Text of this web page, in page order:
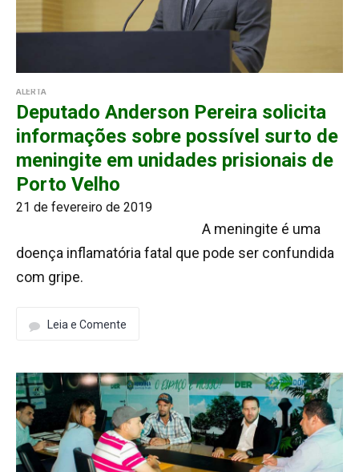
ALERTA
Deputado Anderson Pereira solicita
informações sobre possível surto de
meningite em unidades prisionais de
Porto Velho
21 de fevereiro de 2019
A meningite é uma
doença inflamatória fatal que pode ser confundida
com gripe.
Leia e Comente